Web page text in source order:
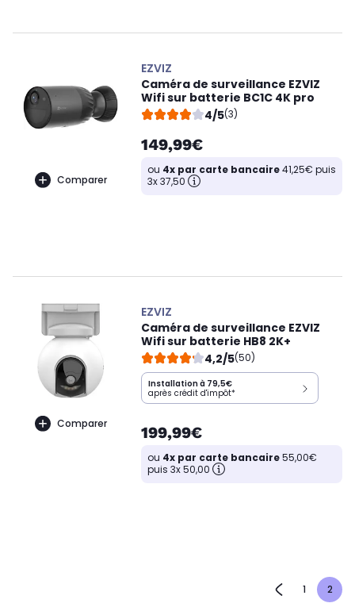
Comparer
EZVIZ
Caméra de surveillance EZVIZ
Wifi sur batterie BC1C 4K pro
4/5(3)
149,99€
ou 4x par carte bancaire41,25€ puis
3x 37,50
Comparer
EZVIZ
Caméra de surveillance EZVIZ
Wifi sur batterie HB8 2K+
4,2/5(50)
Installation à 79,5€
après crédit d'impôt*
199,99€
ou 4x par carte bancaire55,00€
puis 3x 50,00
1 2